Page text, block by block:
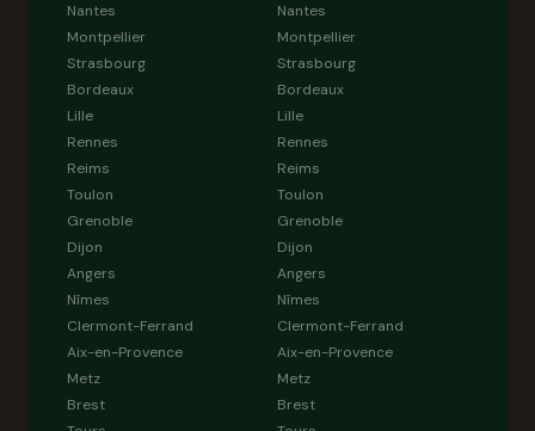
Nantes
Montpellier
Strasbourg
Bordeaux
Lille
Rennes
Reims
Toulon
Grenoble
Dijon
Angers
Nîmes
Clermont-Ferrand
Aix-en-Provence
Metz
Brest
Nantes
Montpellier
Strasbourg
Bordeaux
Lille
Rennes
Reims
Toulon
Grenoble
Dijon
Angers
Nîmes
Clermont-Ferrand
Aix-en-Provence
Metz
Brest